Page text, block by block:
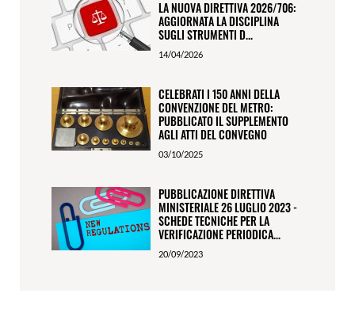
LA NUOVA DIRETTIVA 2026/706:
AGGIORNATA LA DISCIPLINA
SUGLI STRUMENTI D...
14/04/2026
CELEBRATI I 150 ANNI DELLA
CONVENZIONE DEL METRO:
PUBBLICATO IL SUPPLEMENTO
AGLI ATTI DEL CONVEGNO
03/10/2025
PUBBLICAZIONE DIRETTIVA
MINISTERIALE 26 LUGLIO 2023 -
SCHEDE TECNICHE PER LA
VERIFICAZIONE PERIODICA...
20/09/2023